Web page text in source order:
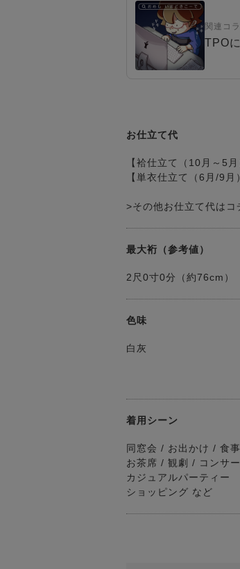
関連コ
TPO
お仕立て代
【袷仕立て（10月～5
【単衣仕立て（6月/9
>その他お仕立て代はコ
最大裄（参考値）
2尺0寸0分（約76cm）
色味
白灰
着用シーン
同窓会 / お出かけ / 食
お茶席 / 観劇 / コンサー
カジュアルパーティー
ショッピング など